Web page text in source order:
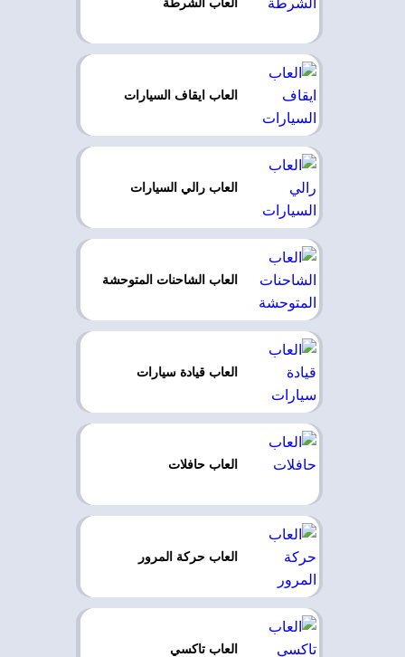
العاب ايقاف السيارات
العاب رالي السيارات
العاب الشاحنات المتوحشة
العاب قيادة سيارات
العاب حافلات
العاب حركة المرور
العاب تاكسي